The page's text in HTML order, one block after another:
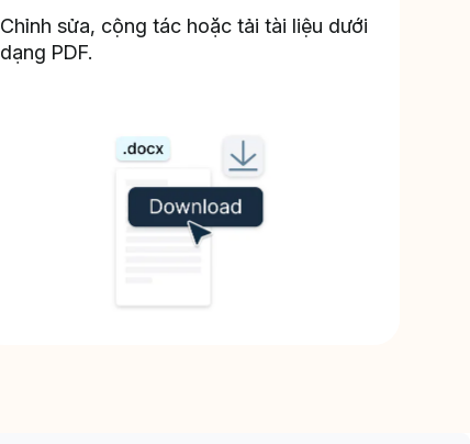
Chỉnh sửa, cộng tác hoặc tải tài liệu dưới
dạng PDF.